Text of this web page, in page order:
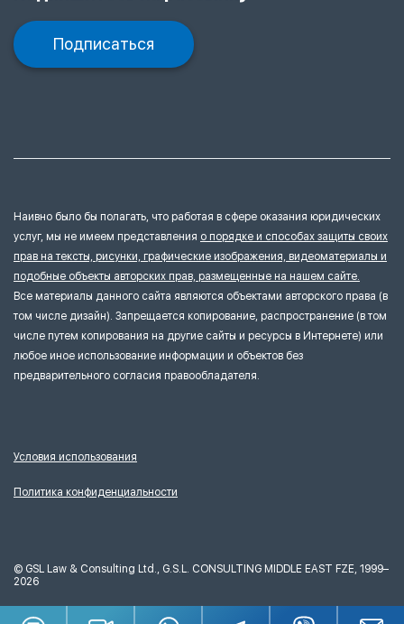
Подписаться
Наивно было бы полагать, что работая в сфере оказания юридических
услуг, мы не имеем представления о порядке и способах защиты своих
прав на тексты, рисунки, графические изображения, видеоматериалы и
подобные объекты авторских прав, размещенные на нашем сайте.
Все материалы данного сайта являются объектами авторского права (в
том числе дизайн). Запрещается копирование, распространение (в том
числе путем копирования на другие сайты и ресурсы в Интернете) или
любое иное использование информации и объектов без
предварительного согласия правообладателя.
Условия использования
Политика конфиденциальности
© GSL Law & Consulting Ltd., G.S.L. CONSULTING MIDDLE EAST FZE, 1999–
2026